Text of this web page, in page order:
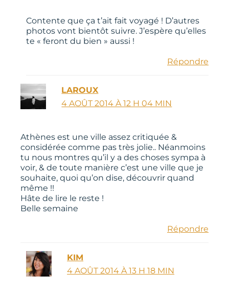
Contente que ça t’ait fait voyagé ! D’autres
photos vont bientôt suivre. J’espère qu’elles
te « feront du bien » aussi !
Répondre
LAROUX
4 AOÛT 2014 À 12 H 04 MIN
Athènes est une ville assez critiquée &
considérée comme pas très jolie.. Néanmoins
tu nous montres qu’il y a des choses sympa à
voir, & de toute manière c’est une ville que je
souhaite, quoi qu’on dise, découvrir quand
même !!
Hâte de lire le reste !
Belle semaine
Répondre
KIM
4 AOÛT 2014 À 13 H 18 MIN